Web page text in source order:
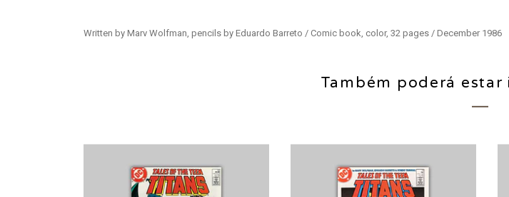
Written by Marv Wolfman, pencils by Eduardo Barreto / Comic book, color, 32 pages / December 1986
Também poderá estar